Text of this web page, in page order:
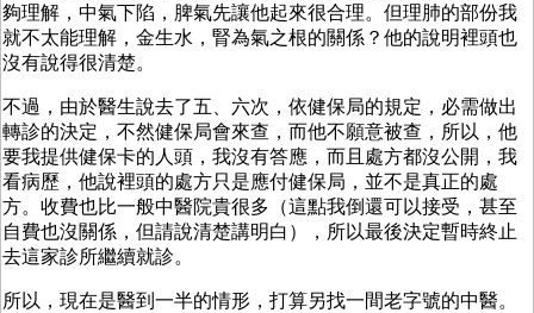
夠理解，中氣下陷，脾氣先讓他起來很合理。但理肺的部份我
就不太能理解，金生水，腎為氣之根的關係？他的說明裡頭也
沒有說得很清楚。
不過，由於醫生說去了五、六次，依健保局的規定，必需做出
轉診的決定，不然健保局會來查，而他不願意被查，所以，他
要我提供健保卡的人頭，我沒有答應，而且處方都沒公開，我
看病歷，他說裡頭的處方只是應付健保局，並不是真正的處
方。收費也比一般中醫院貴很多（這點我倒還可以接受，甚至
自費也沒關係，但請說清楚講明白），所以最後決定暫時終止
去這家診所繼續就診。
所以，現在是醫到一半的情形，打算另找一間老字號的中醫。